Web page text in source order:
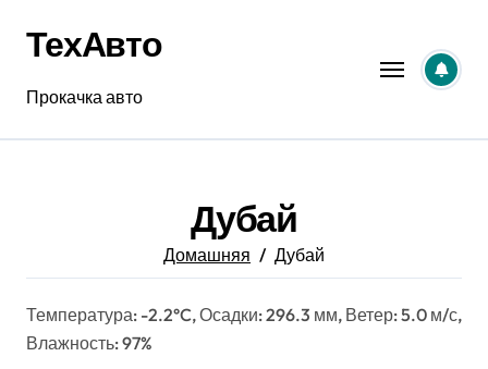
содержанию
ТехАвто
Прокачка авто
Дубай
Домашняя Дубай
Температура: -2.2°C, Осадки: 296.3 мм, Ветер: 5.0 м/с,
Влажность: 97%